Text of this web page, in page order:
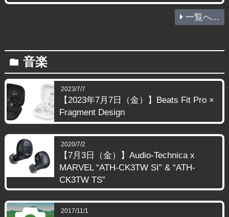
一覧へ...
folder 音楽
2023/7/7
【2023年7月7日（金）】Beats Fit Pro ×
Fragment Design
2020/7/2
【7月3日（金）】Audio-Technica x
MARVEL “ATH-CK3TW SI” & “ATH-
CK3TW TS”
2017/11/1